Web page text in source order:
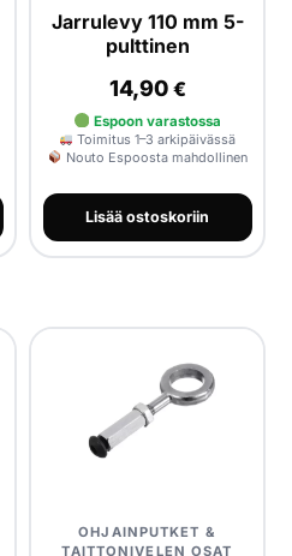
Jarrulevy 110 mm 5-
pulttinen
14,90 €
Espoon varastossa
Toimitus 1–3 arkipäivässä
Nouto Espoosta mahdollinen
Lisää ostoskoriin
OHJAINPUTKET &
TAITTONIVELEN OSAT